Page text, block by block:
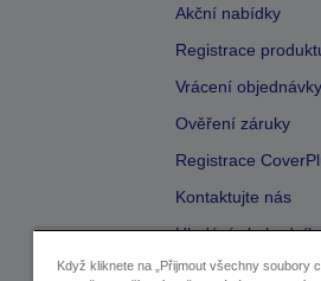
Akční nabídky
Registrace
Vrácení objednávky
Ověření záruky
Registrace
Kontaktujte nás
Hledání
Když kliknete na „Přijmout všechny soubory